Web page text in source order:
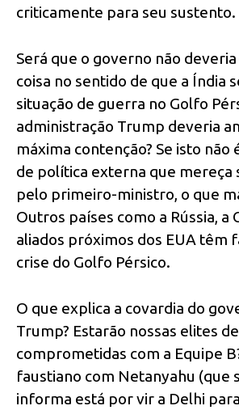
criticamente para seu sustento.
Será que o governo não
coisa no sentido de que a Índia
situação de guerra no Golfo
administração Trump deveria
máxima contenção? Se isto não
de política externa que mereça
pelo primeiro-ministro, o que
Outros países como a Rússia, a
aliados próximos dos EUA têm
crise do Golfo Pérsico.
O que explica a covardia do
Trump? Estarão nossas elites
comprometidas com a Equipe
faustiano com Netanyahu (que
informa está por vir a Delhi